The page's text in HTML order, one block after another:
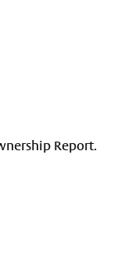
Report.